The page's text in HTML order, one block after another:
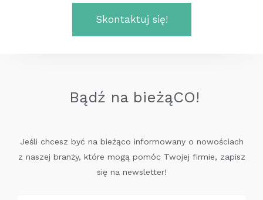
Skontaktuj się!
Bądź na bieżąCO!
Jeśli chcesz być na bieżąco informowany o nowościach
z naszej branży, które mogą pomóc Twojej firmie, zapisz
się na newsletter!